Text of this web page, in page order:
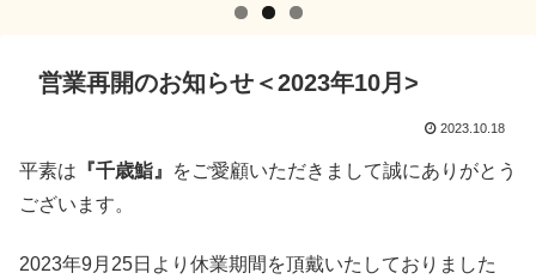
営業再開のお知らせ＜2023年10月>
2023.10.18
平素は 『千歳鮨』
をご愛顧いただきまして誠にありがとう
ございます。
2023年9月25日より休業期間を頂戴いたしておりました